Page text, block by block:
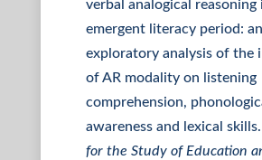
verbal analogical reasoning
emergent literacy period: an
exploratory analysis of the
of AR modality on listening
comprehension,
awareness and lexical
for the Study of Education